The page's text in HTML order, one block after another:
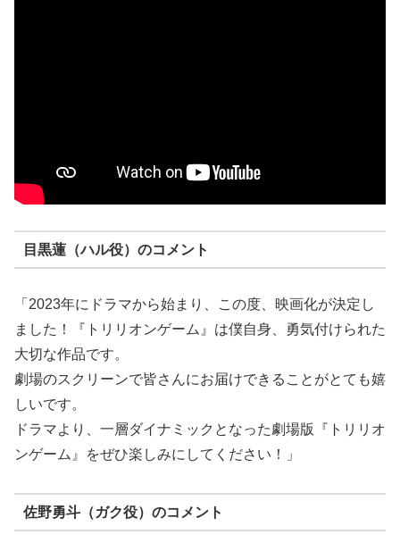
目黒蓮（ハル役）のコメント
「2023年にドラマから始まり、この度、映画化が決定し
ました！『トリリオンゲーム』は僕自身、勇気付けられた
大切な作品です。
劇場のスクリーンで皆さんにお届けできることがとても嬉
しいです。
ドラマより、一層ダイナミックとなった劇場版『トリリオ
ンゲーム』をぜひ楽しみにしてください！」
佐野勇斗（ガク役）のコメント